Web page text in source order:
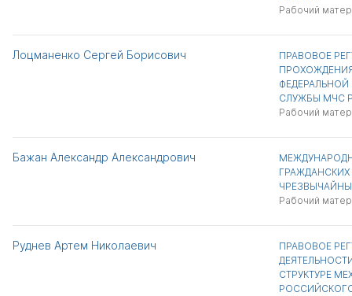
Рабочий
Лоцманенко Сергей Борисович
ПРАВОВОЕ
СЛУЖБЫ МЧС
Рабочий
Бажан Александр Александрович
Рабочий
Руднев Артем Николаевич
ПРАВОВОЕ
СТРУКТУРЕ